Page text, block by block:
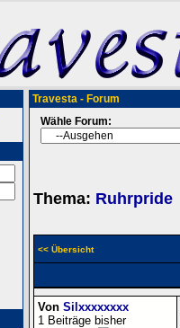
Travesta - Forum
Wähle Forum:
Thema: Ruhrpride
<< Übersicht
Von Silxxxxxxxx
1 Beiträge bisher